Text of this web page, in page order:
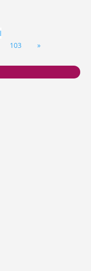
103 »